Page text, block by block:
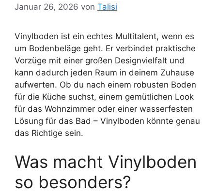
Januar 26, 2026 von Talisi
Vinylboden ist ein echtes Multitalent, wenn es
um Bodenbeläge geht. Er verbindet praktische
Vorzüge mit einer großen Designvielfalt und
kann dadurch jeden Raum in deinem Zuhause
aufwerten. Ob du nach einem robusten Boden
für die Küche suchst, einem gemütlichen Look
für das Wohnzimmer oder einer wasserfesten
Lösung für das Bad – Vinylboden könnte genau
das Richtige sein.
Was macht Vinylboden
so besonders?